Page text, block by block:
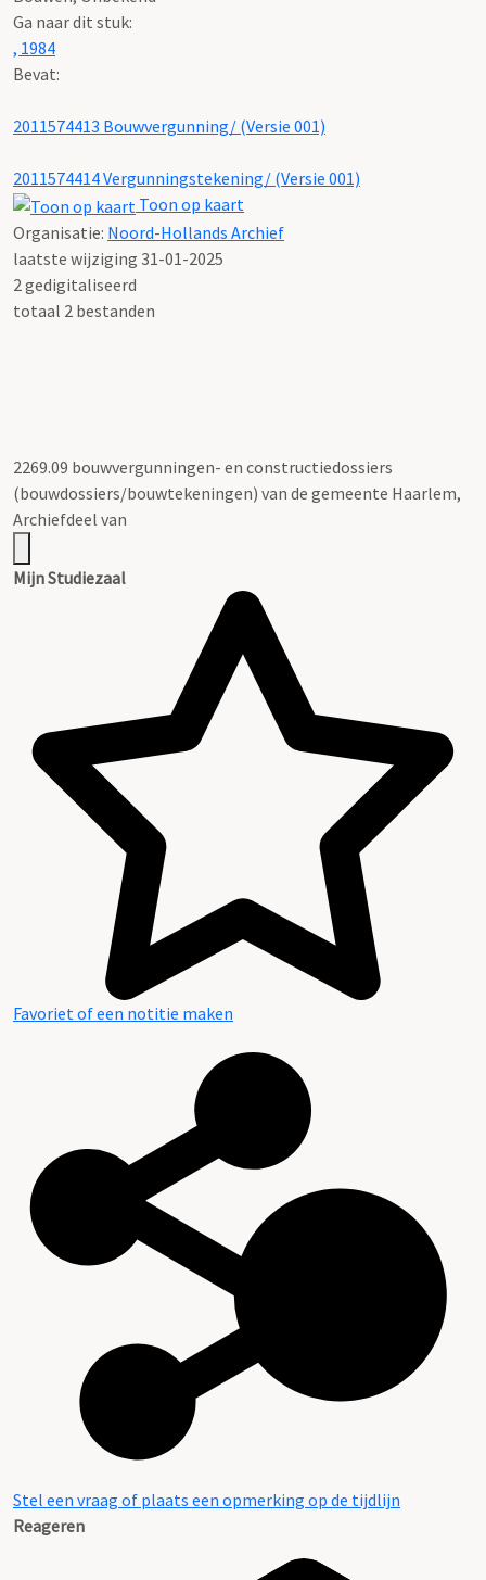
Ga naar dit stuk:
, 1984
Bevat:
2011574413 Bouwvergunning/ (Versie 001)
2011574414 Vergunningstekening/ (Versie 001)
Toon op kaart
Organisatie: Noord-Hollands Archief
laatste wijziging 31-01-2025
2 gedigitaliseerd
totaal 2 bestanden
2269.09 bouwvergunningen- en constructiedossiers
(bouwdossiers/bouwtekeningen) van de gemeente Haarlem,
Archiefdeel van
Mijn Studiezaal
Favoriet of een notitie maken
Stel een vraag of plaats een opmerking op de tijdlijn
Reageren